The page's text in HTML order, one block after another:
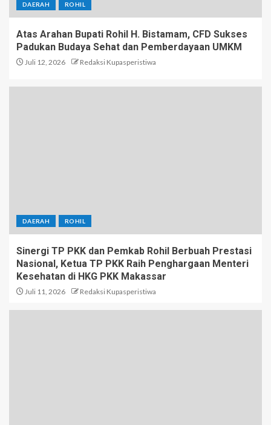
DAERAH ROHIL
Atas Arahan Bupati Rohil H. Bistamam, CFD Sukses
Padukan Budaya Sehat dan Pemberdayaan UMKM
Juli 12, 2026 Redaksi Kupasperistiwa
DAERAH ROHIL
Sinergi TP PKK dan Pemkab Rohil Berbuah Prestasi
Nasional, Ketua TP PKK Raih Penghargaan Menteri
Kesehatan di HKG PKK Makassar
Juli 11, 2026 Redaksi Kupasperistiwa